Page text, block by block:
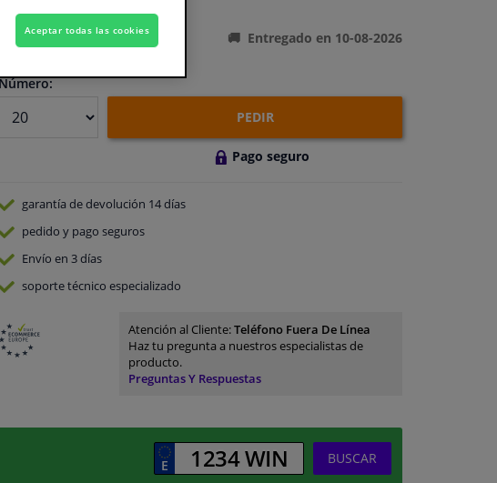
En stock
Entregado en 10-08-2026
PEDIR
Pago seguro
garantía de devolución 14 días
pedido y pago seguros
Envío en 3 días
soporte técnico especializado
Atención al Cliente:Teléfono Fuera De Línea
Haz tu pregunta a nuestros especialistas de
producto.
Preguntas Y Respuestas
BUSCAR
Aceptar todas las cookies